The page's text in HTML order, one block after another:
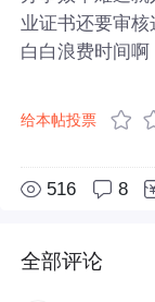
业证书还要审
白白浪费时间啊
给本帖投票
516 8
全部评论